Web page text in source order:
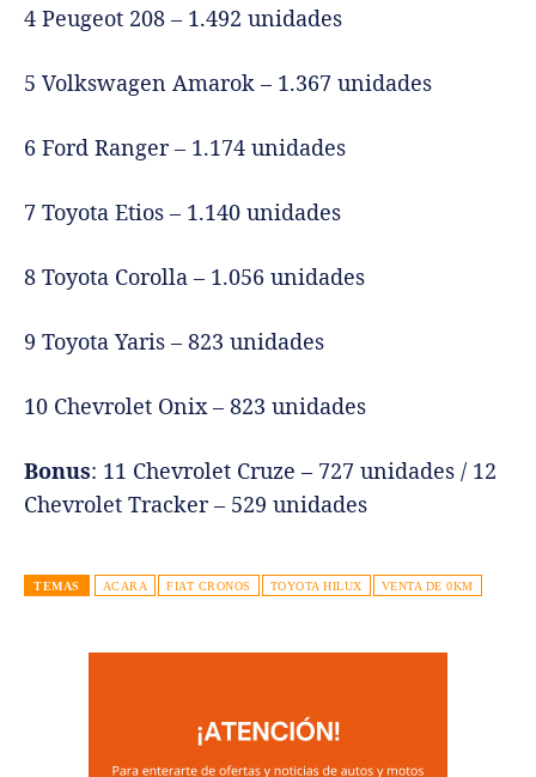
4 Peugeot 208 – 1.492 unidades
5 Volkswagen Amarok – 1.367 unidades
6 Ford Ranger – 1.174 unidades
7 Toyota Etios – 1.140 unidades
8 Toyota Corolla – 1.056 unidades
9 Toyota Yaris – 823 unidades
10 Chevrolet Onix – 823 unidades
Bonus: 11 Chevrolet Cruze – 727 unidades / 12
Chevrolet Tracker – 529 unidades
TEMAS ACARA FIAT CRONOS TOYOTA HILUX VENTA DE 0KM